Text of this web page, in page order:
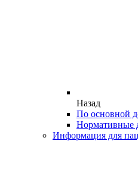
Назад
По основной
Нормативные
Информация для